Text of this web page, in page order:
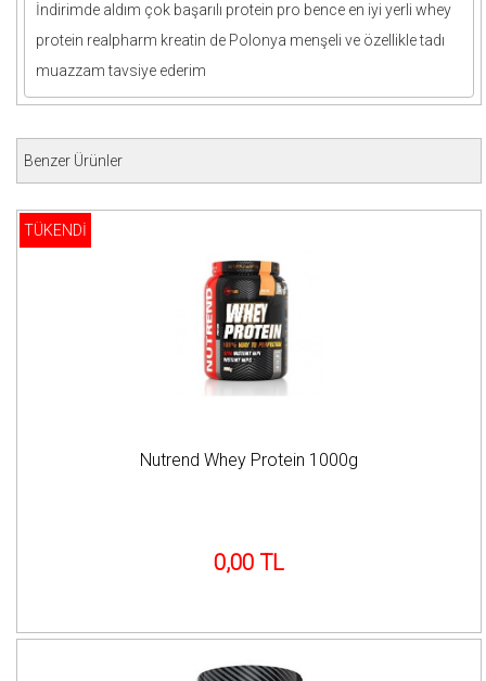
İndirimde aldım çok başarılı protein pro bence en iyi yerli whey
protein realpharm kreatin de Polonya menşeli ve özellikle tadı
muazzam tavsiye ederim
Benzer Ürünler
TÜKENDİ
Nutrend Whey Protein 1000g
0,00 TL